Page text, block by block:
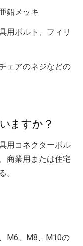
鉛メッキ
用ボルト、フィリ
ェアのネジなどの
ますか？
用コネクターボル
商業用または住宅
。
M6、M8、M10の